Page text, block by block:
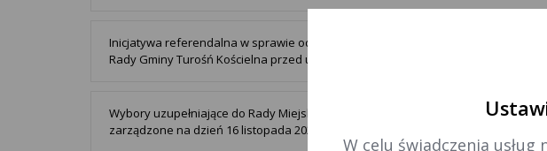
Inicjatywa referendalna w sprawie odwołania Wójta Gminy Turośń Kościelna oraz
Rady Gminy Turośń Kościelna przed upływem kadencji
Wybory uzupełniające do Rady Miejskiej w Złoczewie w okręgu wyborczym nr 1
zarządzone na dzień 16 listopada 2025 r.
W celu świadczenia